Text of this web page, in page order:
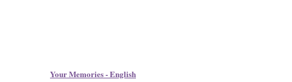
Your Memories - English